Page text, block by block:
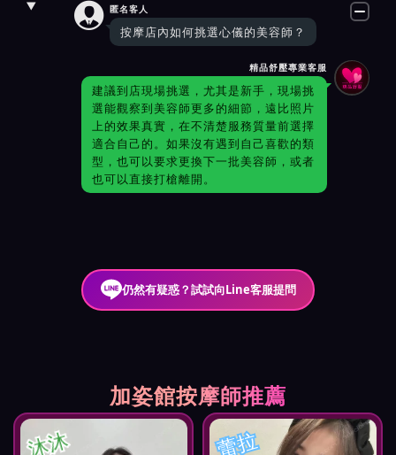
 匿名客人
按摩店內如何挑選心儀的美容師？
精品舒壓專業客服
建議到店現場挑選，尤其是新手，現場挑
選能觀察到美容師更多的細節，遠比照片
上的效果真實，在不清楚服務質量前選擇
適合自己的。如果沒有遇到自己喜歡的類
型，也可以要求更換下一批美容師，或者
也可以直接打槍離開。
仍然有疑惑？試試向Line客服提問
加姿館按摩師推薦
沐沐 蕾拉